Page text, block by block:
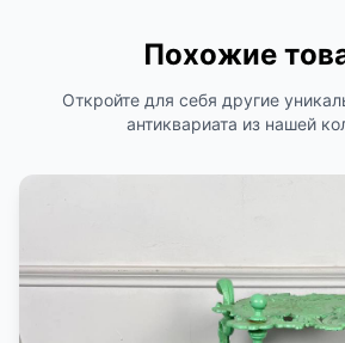
Похожие
Откройте для себя другие
антиквариата из нашей